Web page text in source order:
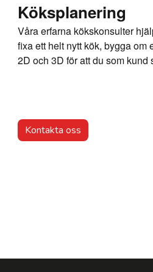
Köksplanering
Våra erfarna kökskonsulter
fixa ett helt nytt kök, bygga om
2D och 3D för att du som
Kontakta oss